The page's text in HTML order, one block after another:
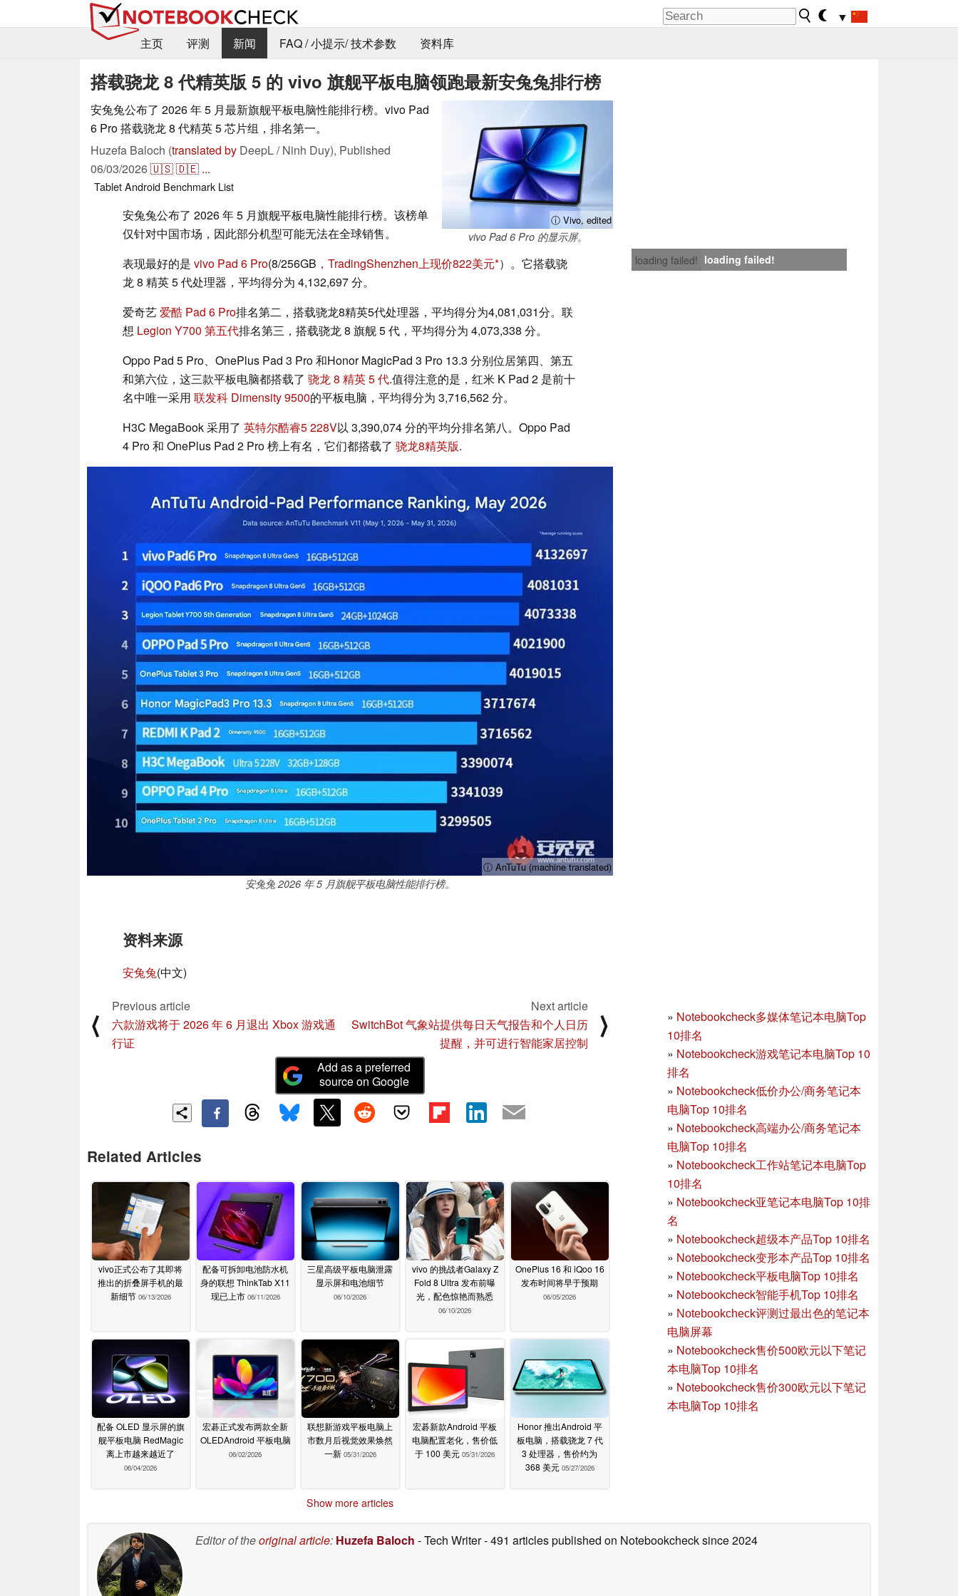
▼
主页
评测 新闻 FAQ / 小提示/ 技术参数 资料库
搭载骁龙 8 代精英版 5 的 vivo 旗舰平板电脑领跑最新安兔兔排行榜
ⓘ Vivo, edited
vivo Pad 6 Pro 的显示屏。
安兔兔公布了 2026 年 5 月最新旗舰平板电脑性能排行榜。vivo Pad
6 Pro 搭载骁龙 8 代精英 5 芯片组，排名第一。
Huzefa Baloch (translated by DeepL / Ninh Duy), Published
06/03/2026🇺🇸🇩🇪 ...
TabletAndroid Benchmark List
loading failed! loading failed!
安兔兔公布了 2026 年 5 月旗舰平板电脑性能排行榜。该榜单
仅针对中国市场，因此部分机型可能无法在全球销售。
表现最好的是 vivo Pad 6 Pro(8/256GB ，TradingShenzhen上现价822美元 ）。它搭载骁
龙 8 精英 5 代处理器，平均得分为 4,132,697 分。
爱奇艺爱酷 Pad 6 Pro排名第二，搭载骁龙8精英5代处理器，平均得分为4,081,031分。联
想 Legion Y700 第五代排名第三，搭载骁龙 8 旗舰 5 代，平均得分为 4,073,338 分。
Oppo Pad 5 Pro、OnePlus Pad 3 Pro 和Honor MagicPad 3 Pro 13.3 分别位居第四、第五
和第六位，这三款平板电脑都搭载了 骁龙 8 精英 5 代.值得注意的是，红米 K Pad 2 是前十
名中唯一采用 联发科 Dimensity 9500的平板电脑，平均得分为 3,716,562 分。
H3C MegaBook 采用了 英特尔酷睿5 228V以 3,390,074 分的平均分排名第八。Oppo Pad
4 Pro 和 OnePlus Pad 2 Pro 榜上有名，它们都搭载了 骁龙8精英版.
ⓘ AnTuTu (machine translated)
安兔兔 2026 年 5 月旗舰平板电脑性能排行榜。
资料来源
安兔兔(中文)
» Notebookcheck多媒体笔记本电脑Top
10排名
» Notebookcheck游戏笔记本电脑Top 10
排名
» Notebookcheck低价办公/商务笔记本
电脑Top 10排名
» Notebookcheck高端办公/商务笔记本
电脑Top 10排名
» Notebookcheck工作站笔记本电脑Top
10排名
» Notebookcheck亚笔记本电脑Top 10排
名
» Notebookcheck超级本产品Top 10排名
» Notebookcheck变形本产品Top 10排名
» Notebookcheck平板电脑Top 10排名
» Notebookcheck智能手机Top 10排名
» Notebookcheck评测过最出色的笔记本
电脑屏幕
» Notebookcheck售价500欧元以下笔记
本电脑Top 10排名
» Notebookcheck售价300欧元以下笔记
本电脑Top 10排名
⟨
Previous article
六款游戏将于 2026 年 6 月退出 Xbox 游戏通
行证
Next article
SwitchBot 气象站提供每日天气报告和个人日历
提醒，并可进行智能家居控制
⟩
Add as a preferred
source on Google
Related Articles
vivo正式公布了其即将
推出的折叠屏手机的最
新细节 06/13/2026
配备可拆卸电池防水机
身的联想 ThinkTab X11
现已上市 06/11/2026
三星高级平板电脑泄露
显示屏和电池细节
06/10/2026
vivo 的挑战者Galaxy Z
Fold 8 Ultra 发布前曝
光，配色惊艳而熟悉
06/10/2026
OnePlus 16 和 iQoo 16
发布时间将早于预期
06/05/2026
配备 OLED 显示屏的旗
舰平板电脑 RedMagic
离上市越来越近了
06/04/2026
宏碁正式发布两款全新
OLEDAndroid 平板电脑
06/02/2026
联想新游戏平板电脑上
市数月后视觉效果焕然
一新 05/31/2026
宏碁新款Android 平板
电脑配置老化，售价低
于 100 美元 05/31/2026
Honor 推出Android 平
板电脑，搭载骁龙 7 代
3 处理器，售价约为
368 美元 05/27/2026
Show more articles
Editor of theoriginal article: Huzefa Baloch - Tech Writer- 491 articles published on Notebookchecksince 2024